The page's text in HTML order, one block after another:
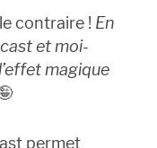
contraire ! En
et moi-
magique
permet